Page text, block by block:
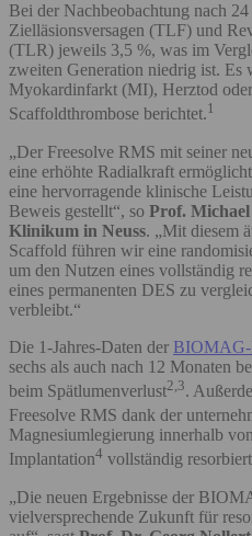
Bei der Nachbeobachtung nach
Zielläsionsversagen (TLF) und
(TLR) jeweils 3,5 %, was im
zweiten Generation niedrig ist. Es
Myokardinfarkt (MI), Herztod
Scaffoldthrombose berichtet.1
„Der Freesolve RMS mit seiner
eine erhöhte Radialkraft
eine hervorragende klinische
Beweis gestellt“, so Prof.
Klinikum in Neuss. „Mit diesem
Scaffold führen wir eine
um den Nutzen eines vollständig
eines permanenten DES zu
verbleibt.“
Die 1-Jahres-Daten der BIOMAG-
sechs als auch nach 12 Monaten
beim Spätlumenverlust2,3.
Freesolve RMS dank der
Magnesiumlegierung innerhalb
Implantation4 vollständig
„Die neuen Ergebnisse der
vielversprechende Zukunft für